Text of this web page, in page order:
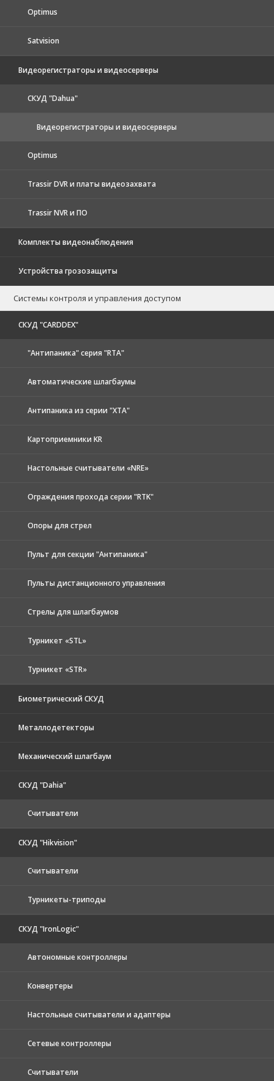
Optimus
Satvision
Видеорегистраторы и видеосерверы
CКУД "Dahua"
Видеорегистраторы и видеосерверы
Optimus
Trassir DVR и платы видеозахвата
Trassir NVR и ПО
Комплекты видеонаблюдения
Устройства грозозащиты
Системы контроля и управления доступом
CКУД "CARDDEX"
"Антипаника" серия "RTA"
Автоматические шлагбаумы
Антипаника из серии "XTA"
Картоприемники KR
Настольные считыватели «NRE»
Ограждения прохода серии "RTK"
Опоры для стрел
Пульт для секции "Антипаника"
Пульты дистанционного управления
Стрелы для шлагбаумов
Турникет «STL»
Турникет «STR»
Биометрический СКУД
Металлодетекторы
Механический шлагбаум
СКУД "Dahia"
Считыватели
СКУД "Hikvision"
Считыватели
Турникеты-триподы
СКУД "IronLogic"
Автономные контроллеры
Конвертеры
Настольные считыватели и адаптеры
Сетевые контроллеры
Считыватели